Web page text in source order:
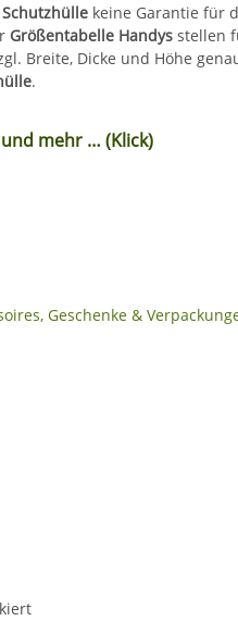
keine Garantie für
Größentabelle Handys stellen
Breite, Dicke und Höhe
.
mehr … (Klick)
Geschenke &